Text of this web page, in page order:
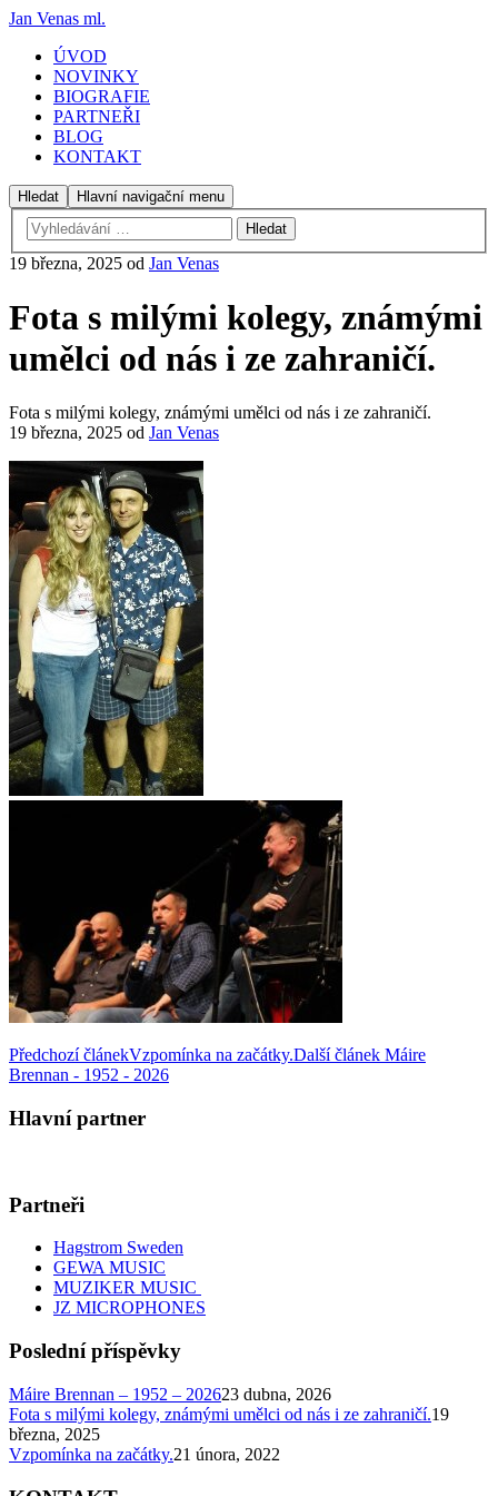
Jan Venas ml.
ÚVOD
NOVINKY
BIOGRAFIE
PARTNEŘI
BLOG
KONTAKT
Hledat Hlavní navigační menu
19 března, 2025 od Jan Venas
Fota s milými kolegy, známými
umělci od nás i ze zahraničí.
Fota s milými kolegy, známými umělci od nás i ze zahraničí.
19 března, 2025 od Jan Venas
Předchozí článekVzpomínka na začátky.Další článek Máire
Brennan - 1952 - 2026
Hlavní partner
Partneři
Hagstrom Sweden
GEWA MUSIC
MUZIKER MUSIC
JZ MICROPHONES
Poslední příspěvky
Máire Brennan – 1952 – 202623 dubna, 2026
Fota s milými kolegy, známými umělci od nás i ze zahraničí.19
března, 2025
Vzpomínka na začátky.21 února, 2022